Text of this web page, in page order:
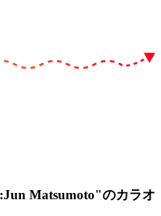
Matsumoto"のカラオ